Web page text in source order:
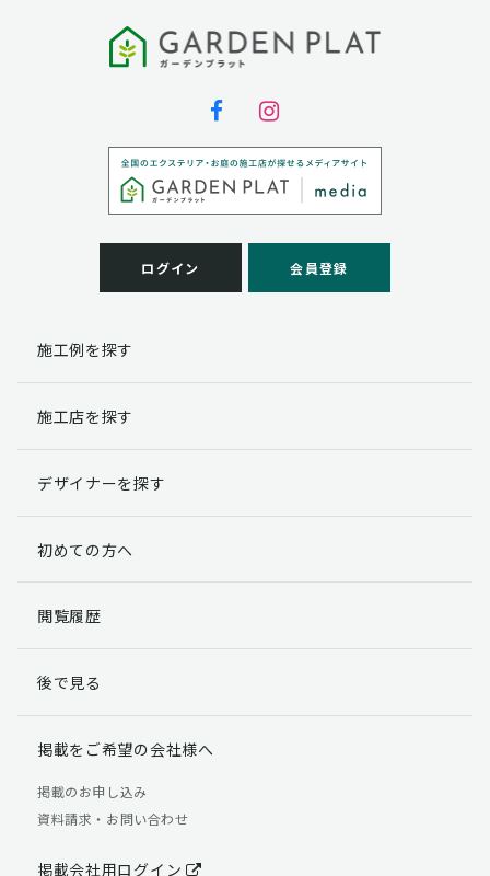
第三者への提供
弊社は法律で定められている場合を除いて、お客様の個
個人情報の取扱い業務の委託
弊社は事業運営上、お客様により良いサービスを提供す
るために業務の一部を外部に委託しており、業務委託先
客様には、貴殿の個人情報の利用目的の通知、開示、訂
理・機密保持などによりお客様の個人情報の漏洩防止に
個人情報提出の任意性
す。
らかじめご了承ください。
個人情報の開示請求について
る権利があります。
「個人情報の取り扱いについて」
【お問合せ先】 個人情報問合せ窓口
TEL：03-5411-7891（平日9:00 ～ 18:00）
ログイン 会員登録
施工例を探す
施工店を探す
デザイナーを探す
初めての方へ
閲覧履歴
後で見る
掲載をご希望の会社様へ
掲載のお申し込み
資料請求・お問い合わせ
掲載会社用ログイン